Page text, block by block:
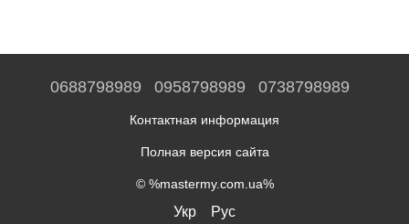
0688798989 0958798989 0738798989
Контактная информация
Полная версия сайта
© %mastermy.com.ua%
Укр Рус